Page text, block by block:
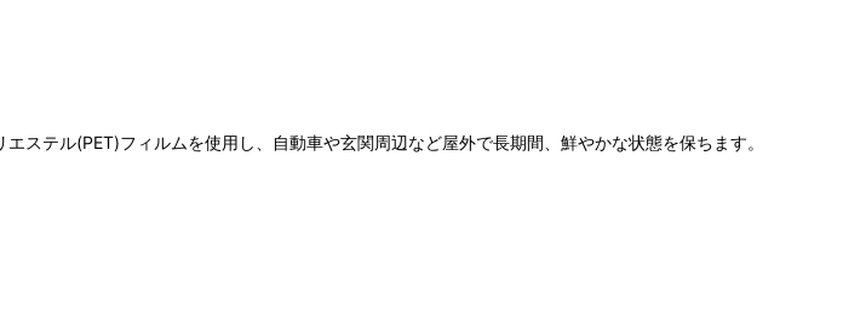
テル(PET)フィルムを使用し、自動車や玄関周辺など屋外で長期間、鮮やかな状態を保ちます。